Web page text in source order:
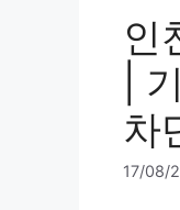
인
|
차
17/08/